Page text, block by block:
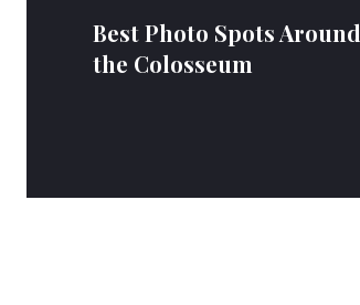
Best Photo Spots Around
the Colosseum